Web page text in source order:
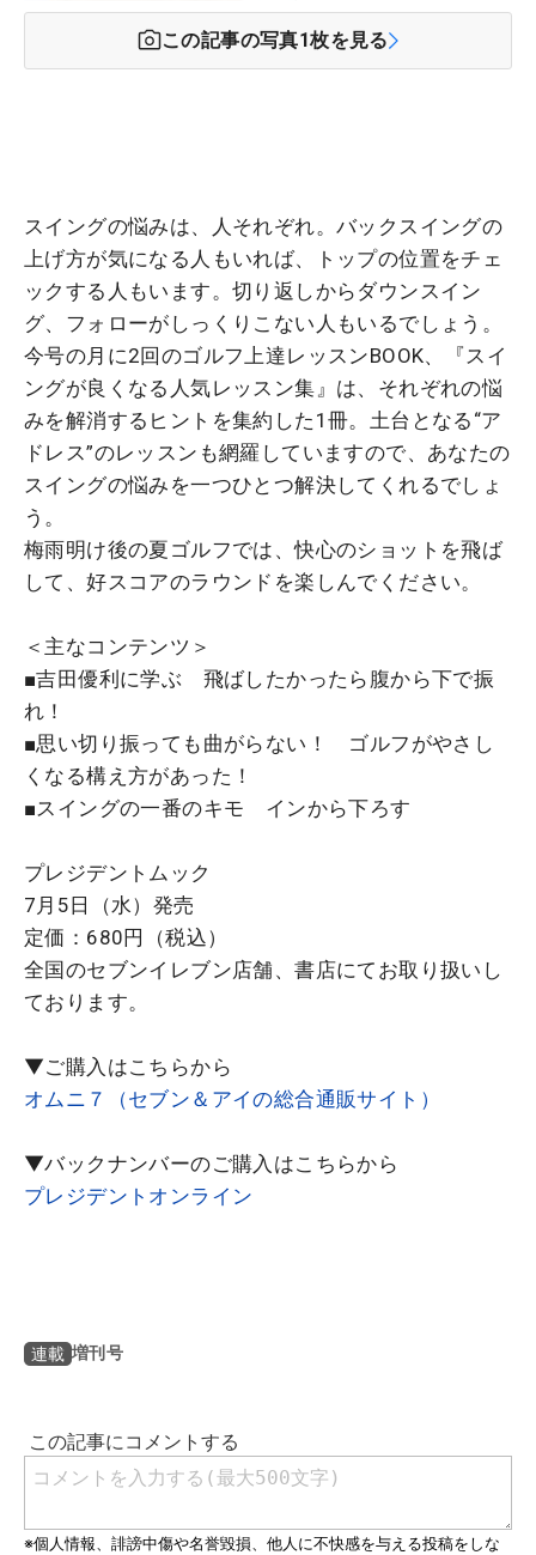
この記事の写真1枚を見る
スイングの悩みは、人それぞれ。バックスイングの
上げ方が気になる人もいれば、トップの位置をチェ
ックする人もいます。切り返しからダウンスイン
グ、フォローがしっくりこない人もいるでしょう。
今号の月に2回のゴルフ上達レッスンBOOK、『スイ
ングが良くなる人気レッスン集』は、それぞれの悩
みを解消するヒントを集約した1冊。土台となる“ア
ドレス”のレッスンも網羅していますので、あなたの
スイングの悩みを一つひとつ解決してくれるでしょ
う。
梅雨明け後の夏ゴルフでは、快心のショットを飛ば
して、好スコアのラウンドを楽しんでください。
＜主なコンテンツ＞
■吉田優利に学ぶ 飛ばしたかったら腹から下で振
れ！
■思い切り振っても曲がらない！ ゴルフがやさし
くなる構え方があった！
■スイングの一番のキモ インから下ろす
プレジデントムック
7月5日（水）発売
定価：680円（税込）
全国のセブンイレブン店舗、書店にてお取り扱いし
ております。
▼ご購入はこちらから
オムニ７（セブン＆アイの総合通販サイト）
▼バックナンバーのご購入はこちらから
プレジデントオンライン
連載 増刊号